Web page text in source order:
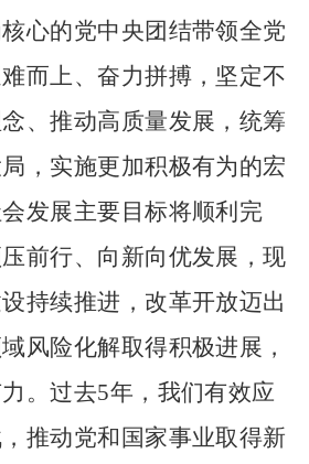
心的党中央团结带领全党
而上、奋力拼搏，坚定不
、推动高质量发展，统筹
，实施更加积极有为的宏
发展主要目标将顺利完
前行、向新向优发展，现
持续推进，改革开放迈出
风险化解取得积极进展，
。过去5年，我们有效应
推动党和国家事业取得新